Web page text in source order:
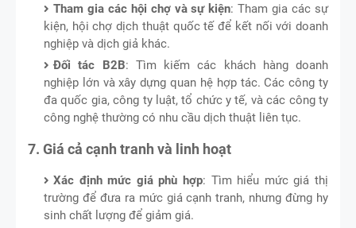
Tham gia các hội chợ và sự kiện: Tham gia các sự
kiện, hội chợ dịch thuật quốc tế để kết nối với doanh
nghiệp và dịch giả khác.
Đối tác B2B: Tìm kiếm các khách hàng doanh
nghiệp lớn và xây dựng quan hệ hợp tác. Các công ty
đa quốc gia, công ty luật, tổ chức y tế, và các công ty
công nghệ thường có nhu cầu dịch thuật liên tục.
7. Giá cả cạnh tranh và linh hoạt
Xác định mức giá phù hợp: Tìm hiểu mức giá thị
trường để đưa ra mức giá cạnh tranh, nhưng đừng hy
sinh chất lượng để giảm giá.